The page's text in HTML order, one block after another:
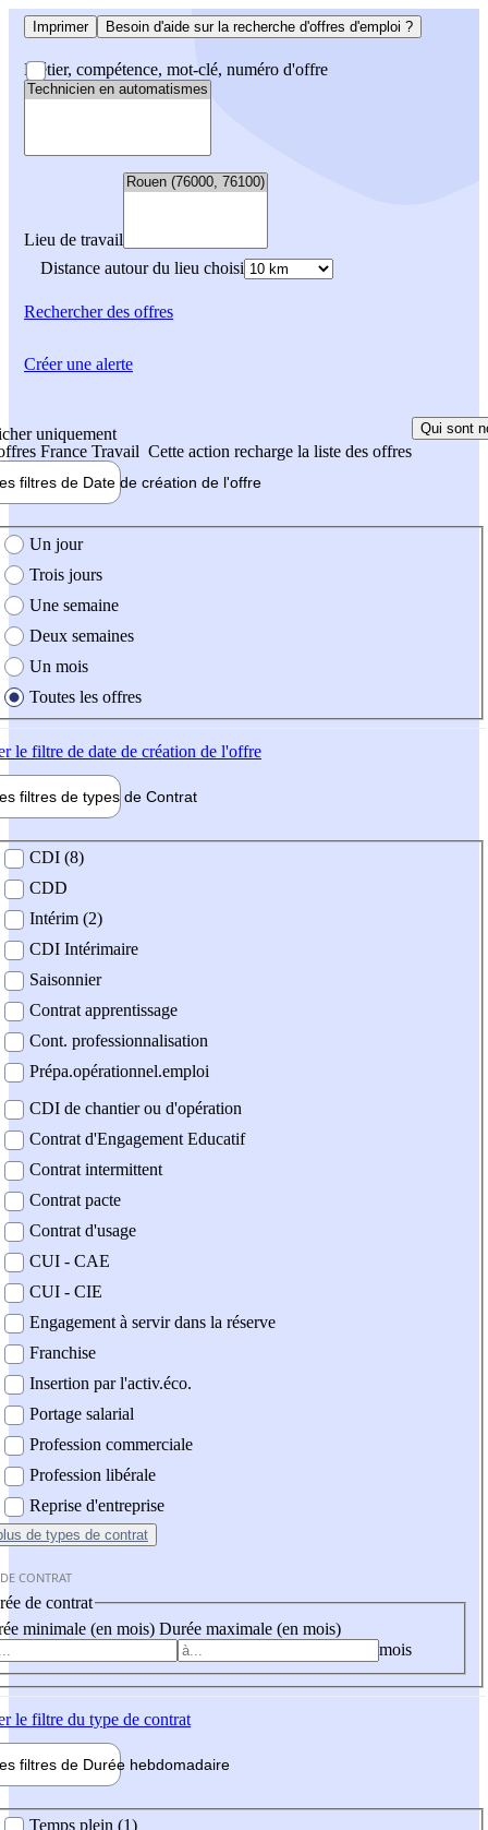
Imprimer Besoin d'aide sur la recherche d'offres d'emploi ?
Métier, compétence, mot-clé, numéro d'offre
Lieu de travail
Distance autour du lieu choisi
Rechercherdes offres
uniquement
France Travail Cette action recharge la liste des offres
Qui sont
filtres de Date de création de l'offre
création de l'offre
Un jour
Trois jours
Une semaine
Deux semaines
Un mois
Toutes les offres
le filtre de date de création de l'offre
filtres de types de Contrat
contrat
CDI (8)
CDD
Intérim (2)
CDI Intérimaire
Saisonnier
Contrat apprentissage
Cont. professionnalisation
Prépa.opérationnel.emploi
CDI de chantier ou d'opération
Contrat d'Engagement Educatif
Contrat intermittent
Contrat pacte
Contrat d'usage
CUI - CAE
CUI - CIE
Engagement à servir dans la réserve
Franchise
Insertion par l'activ.éco.
Portage salarial
Profession commerciale
Profession libérale
Reprise d'entreprise
de types de contrat
CONTRAT
de contrat
minimale (en mois) Durée maximale (en mois)
mois
le filtre du type de contrat
filtres de Durée hebdomadaire
Temps plein (1)
Créer une alerte